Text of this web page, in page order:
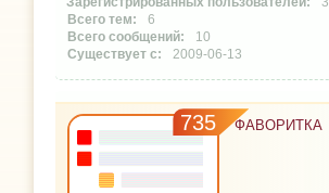
6
10
2009-06-13
735 ФАВОРИТКА